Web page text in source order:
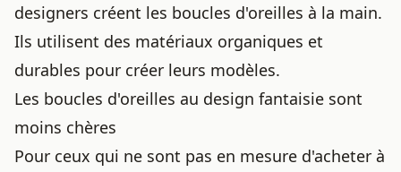
designers créent les boucles d'oreilles à la main.
Ils utilisent des matériaux organiques et
durables pour créer leurs modèles.
Les boucles d'oreilles au design fantaisie sont
moins chères
Pour ceux qui ne sont pas en mesure d'acheter à